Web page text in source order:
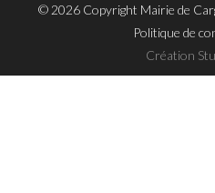
© 2026 Copyright Mairie de
Politique de
Création